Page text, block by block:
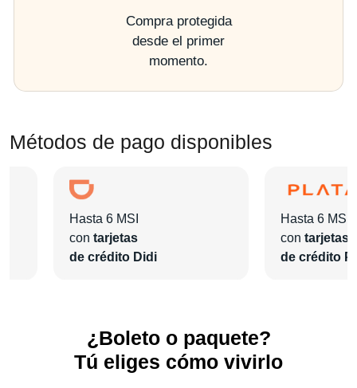
Compra protegida
desde el primer
momento.
Métodos de pago disponibles
Hasta 6 MSI
con tarjetas
de crédito Didi
Hasta 6 MSI
con tarjetas
de crédito
¿Boleto o paquete?
Tú eliges cómo vivirlo